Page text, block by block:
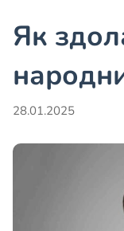
Як
28.01.2025